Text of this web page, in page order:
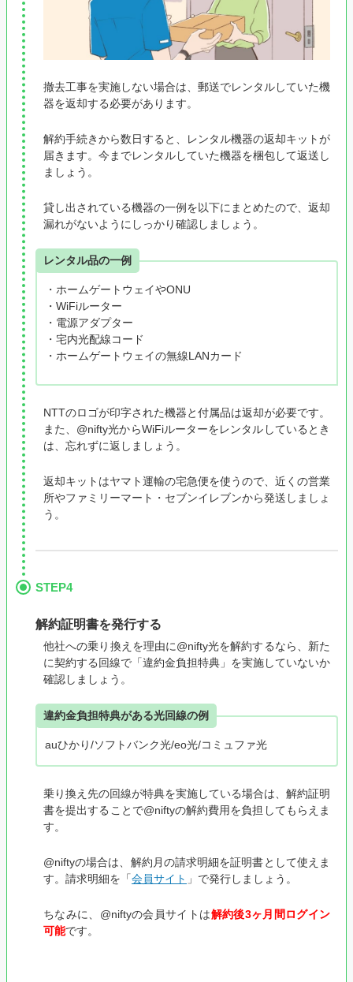
撤去工事を実施しない場合は、郵送でレンタルしていた機
器を返却する必要があります。
解約手続きから数日すると、レンタル機器の返却キットが
届きます。今までレンタルしていた機器を梱包して返送し
ましょう。
貸し出されている機器の一例を以下にまとめたので、返却
漏れがないようにしっかり確認しましょう。
レンタル品の一例
・ホームゲートウェイやONU
・WiFiルーター
・電源アダプター
・宅内光配線コード
・ホームゲートウェイの無線LANカード
NTTのロゴが印字された機器と付属品は返却が必要です。
また、@nifty光からWiFiルーターをレンタルしているとき
は、忘れずに返しましょう。
返却キットはヤマト運輸の宅急便を使うので、近くの営業
所やファミリーマート・セブンイレブンから発送しましょ
う。
STEP4
解約証明書を発行する
他社への乗り換えを理由に@nifty光を解約するなら、新た
に契約する回線で「違約金負担特典」を実施していないか
確認しましょう。
違約金負担特典がある光回線の例
auひかり/ソフトバンク光/eo光/コミュファ光
乗り換え先の回線が特典を実施している場合は、解約証明
書を提出することで@niftyの解約費用を負担してもらえま
す。
@niftyの場合は、解約月の請求明細を証明書として使えま
す。請求明細を「会員サイト 」で発行しましょう。
ちなみに、@niftyの会員サイトは解約後3ヶ月間ログイン
可能です。